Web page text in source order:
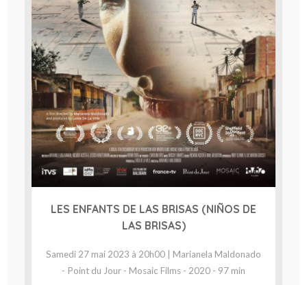
LES ENFANTS DE LAS BRISAS (NIÑOS DE
LAS BRISAS)
Samedi 27 mai 2023 à 20h00 | Marianela Maldonado
- Point du Jour - Mosaic Films - 2020 - 97 min